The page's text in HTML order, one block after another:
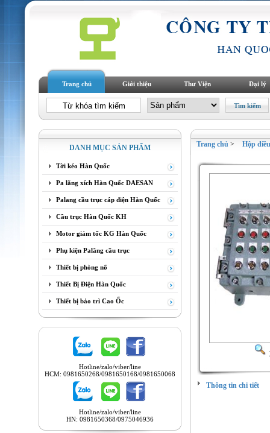
Trang chủ Giới thiệu Thư Viện Đại lý
DANH MỤC SẢN PHẨM
Tời kéo Hàn Quốc
Pa lăng xích Hàn Quốc DAESAN
Palang cầu trục cáp điện Hàn Quốc
Cầu trục Hàn Quốc KH
Motor giảm tốc KG Hàn Quốc
Phụ kiện Palăng cầu trục
Thiết bị phòng nổ
Thiết Bị Điện Hàn Quốc
Thiết bị bảo trì Cao Ốc
Hotline/zalo/viber/line
HCM: 0981650268/0981650168/0981650068
Hotline/zalo/viber/line
HN: 0981650368/0975046936
Trang chủ > Hộp
Thông tin chi tiết